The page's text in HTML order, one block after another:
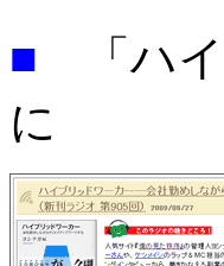
■ 「ハイ
に